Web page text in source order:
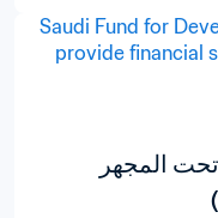
الاتحادات الأعضاء لدى FIFA تحت المجهر